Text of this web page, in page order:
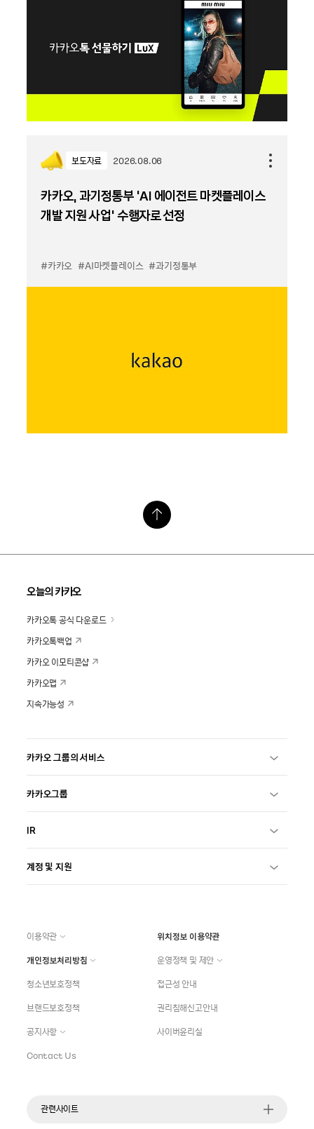
보도자료 2026.08.06
카카오, 과기정통부 ‘AI 에이전트 마켓플레이스
개발 지원 사업’ 수행자로 선정
#카카오 #AI마켓플레이스 #과기정통부
오늘의 카카오
카카오톡 공식 다운로드
카카오톡백업
카카오 이모티콘샵
카카오맵
지속가능성
카카오 그룹의 서비스
카카오그룹
IR
계정 및 지원
이용약관
위치정보 이용약관
개인정보처리방침
운영정책 및 제안
청소년보호정책
접근성 안내
브랜드보호정책
권리침해신고안내
공지사항
사이버윤리실
Contact Us
관련사이트